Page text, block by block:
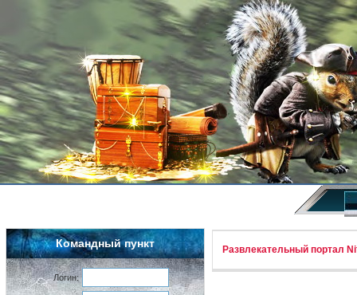
Командный пункт
Логин:
Развлекательный портал